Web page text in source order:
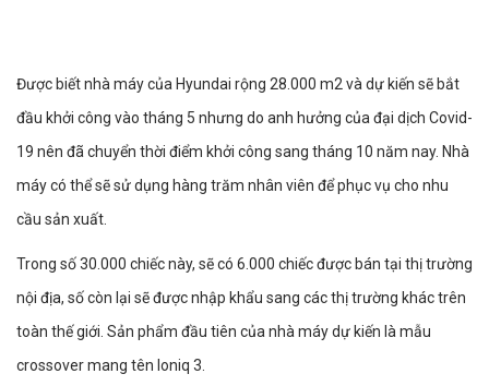
Được biết nhà máy của Hyundai rộng 28.000 m2 và dự kiến sẽ bắt
đầu khởi công vào tháng 5 nhưng do anh hưởng của đại dịch Covid-
19 nên đã chuyển thời điểm khởi công sang tháng 10 năm nay. Nhà
máy có thể sẽ sử dụng hàng trăm nhân viên để phục vụ cho nhu
cầu sản xuất.
Trong số 30.000 chiếc này, sẽ có 6.000 chiếc được bán tại thị trường
nội địa, số còn lại sẽ được nhập khẩu sang các thị trường khác trên
toàn thế giới. Sản phẩm đầu tiên của nhà máy dự kiến là mẫu
crossover mang tên Ioniq 3.